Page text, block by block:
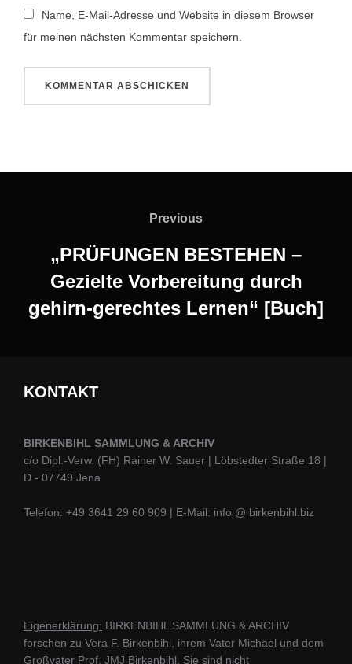
Name, E-Mail-Adresse und Website in diesem Browser
für meinen nächsten Kommentar speichern.
Previous
Previous
„PRÜFUNGEN BESTEHEN –
Gezielte Vorbereitung durch
gehirn-gerechtes Lernen“ [Buch]
KONTAKT
BIRKENBIHL SAMMLUNG & ARCHIV
c/o Dipl.-Verw. (FH) Rainer W. Sauer | Löbstedter Straße 18 |
D - 07749 Jena
Telefon: +49 3641 29 60 909 | E-Mail: info @ birkenbihl.biz
Eigenerklärung: BIRKENBIHL SAMMLUNG & ARCHIV
forschen zu Vera F. Birkenbihl, ihrem Vater Michael und dem
Großvater Prof. JMJ Birkenbihl. Sie sind nicht